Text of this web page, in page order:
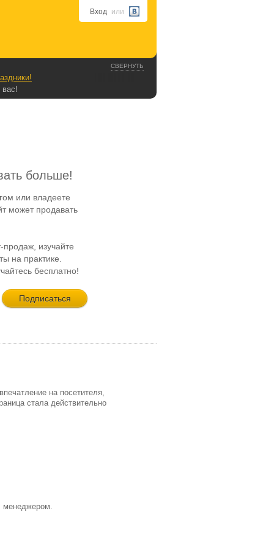
Вход или
СВЕРНУТЬ
больше!
или владеете
может продавать
изучайте
на практике.
бесплатно!
на посетителя,
стала действительно
менеджером.